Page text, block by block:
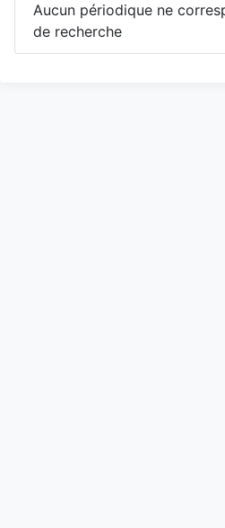
Aucun périodique ne
de recherche